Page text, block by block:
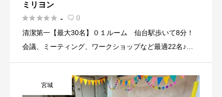
ミリヨン
 -  0
清潔第一【最大30名】０１ルーム 仙台駅歩いて8分！
会議、ミーティング、ワークショップなど最適22名♪勉
宮城